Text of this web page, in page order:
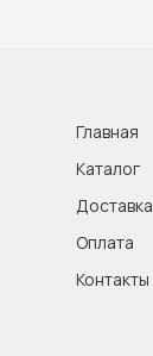
Главная
Каталог
Доставка
Оплата
Контакты